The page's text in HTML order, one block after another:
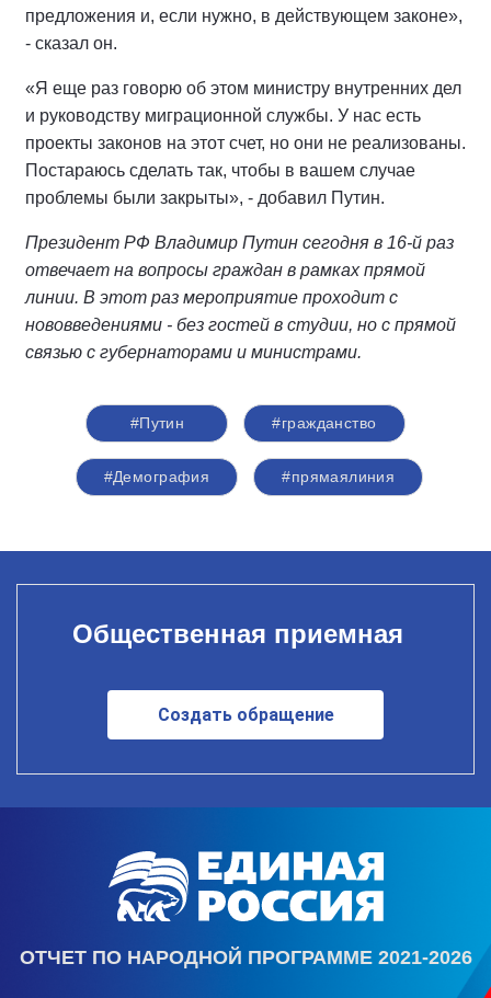
предложения и, если нужно, в действующем законе»,
- сказал он.
«Я еще раз говорю об этом министру внутренних дел
и руководству миграционной службы. У нас есть
проекты законов на этот счет, но они не реализованы.
Постараюсь сделать так, чтобы в вашем случае
проблемы были закрыты», - добавил Путин.
Президент РФ Владимир Путин сегодня в 16-й раз
отвечает на вопросы граждан в рамках прямой
линии. В этот раз мероприятие проходит с
нововведениями - без гостей в студии, но с прямой
связью с губернаторами и министрами.
#Путин #гражданство
#Демография #прямаялиния
Общественная приемная
Создать обращение
ОТЧЕТ ПО НАРОДНОЙ ПРОГРАММЕ 2021-2026